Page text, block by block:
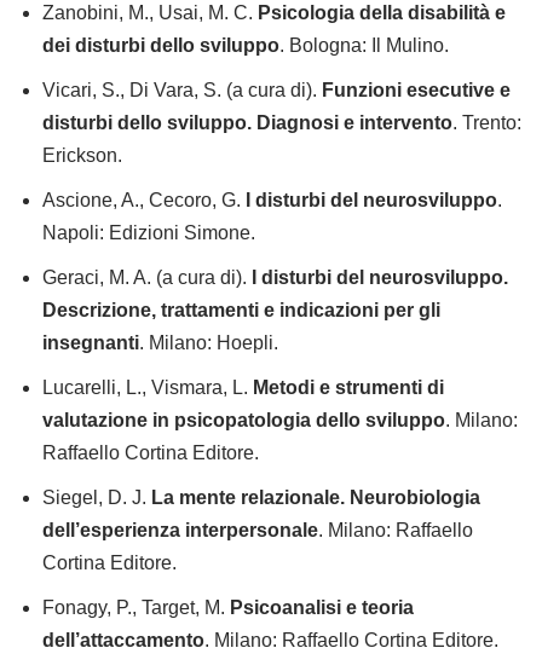
Zanobini, M., Usai, M. C. Psicologia della disabilità e
dei disturbi dello sviluppo. Bologna: Il Mulino.
Vicari, S., Di Vara, S. (a cura di). Funzioni esecutive e
disturbi dello sviluppo. Diagnosi e intervento. Trento:
Erickson.
Ascione, A., Cecoro, G. I disturbi del neurosviluppo.
Napoli: Edizioni Simone.
Geraci, M. A. (a cura di).
I disturbi del neurosviluppo.
Descrizione, trattamenti e indicazioni per gli
insegnanti. Milano: Hoepli.
Lucarelli, L., Vismara, L. Metodi e strumenti di
valutazione in psicopatologia dello sviluppo. Milano:
Raffaello Cortina Editore.
Siegel, D. J. La mente relazionale. Neurobiologia
dell’esperienza interpersonale. Milano: Raffaello
Cortina Editore.
Fonagy, P., Target, M. Psicoanalisi e teoria
dell’attaccamento. Milano: Raffaello Cortina Editore.